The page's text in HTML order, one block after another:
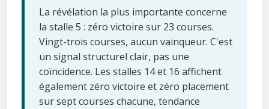
La révélation la plus importante concerne
la stalle 5 : zéro victoire sur 23 courses.
Vingt-trois courses, aucun vainqueur. C'est
un signal structurel clair, pas une
coïncidence. Les stalles 14 et 16 affichent
également zéro victoire et zéro placement
sur sept courses chacune, tendance